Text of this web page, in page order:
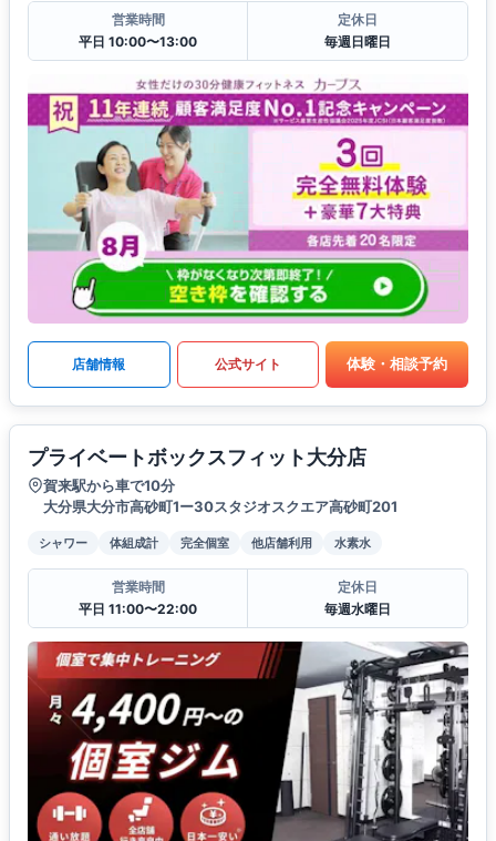
営業時間
平日 10:00〜13:00
定休日
毎週日曜日
店舗情報 公式サイト 体験・相談予約
プライベートボックスフィット大分店
賀来駅から車で10分
大分県大分市高砂町1ー30スタジオスクエア高砂町201
シャワー 体組成計 完全個室 他店舗利用 水素水
営業時間
平日 11:00〜22:00
定休日
毎週水曜日